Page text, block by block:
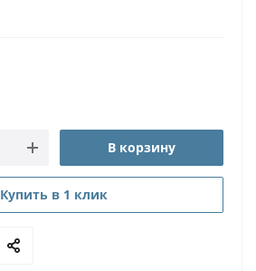
В корзину
Купить в 1 клик